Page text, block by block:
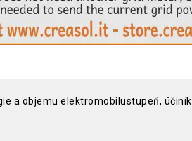
a objemu elektromobilustupeň, účiník